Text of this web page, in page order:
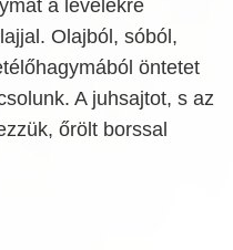
a levelekre
Olajból, sóból,
öntetet
A juhsajtot, s az
őrölt borssal